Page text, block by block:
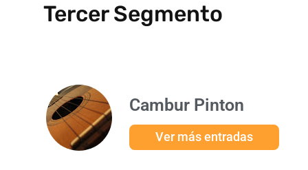
Tercer Segmento
Cambur Pinton
Ver más entradas